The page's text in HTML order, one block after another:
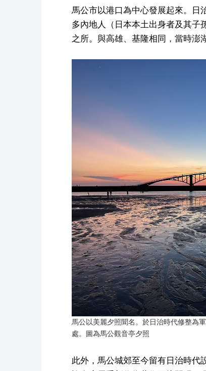
馬公市以港口為中心發展起來。日
多內地人（日本本土出身者及其子
之所。與高雄、基隆相同，當時澎
馬公以美麗夕照聞名。於日治時代修整為
處。圖為馬公觀音亭夕照
此外，馬公城郊至今留有日治時代